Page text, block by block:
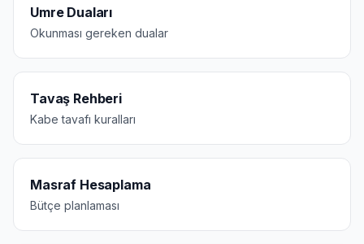
Umre Duaları
Okunması gereken dualar
Tavaş Rehberi
Kabe tavafı kuralları
Masraf Hesaplama
Bütçe planlaması